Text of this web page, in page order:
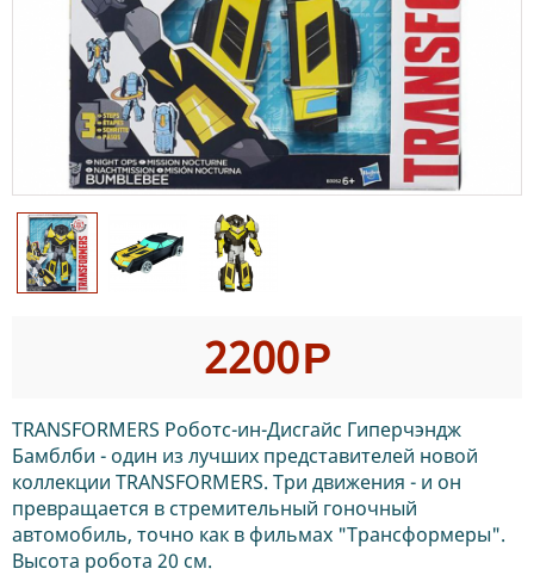
2200Р
TRANSFORMERS Роботс-ин-Дисгайс Гиперчэндж
Бамблби - один из лучших представителей новой
коллекции TRANSFORMERS. Три движения - и он
превращается в стремительный гоночный
автомобиль, точно как в фильмах "Трансформеры".
Высота робота 20 см.